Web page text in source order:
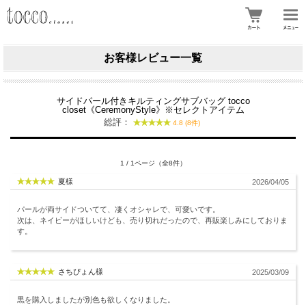
お客様レビュー一覧
サイドパール付きキルティングサブバッグ tocco
closet《CeremonyStyle》※セレクトアイテム
総評：
4.8 (8件)
1 / 1ページ（全8件）
夏様 2026/04/05
パールが両サイドついてて、凄くオシャレで、可愛いです。
次は、ネイビーがほしいけども、売り切れだったので、再販楽しみにしておりま
す。
さちぴょん様 2025/03/09
黒を購入しましたが別色も欲しくなりました。